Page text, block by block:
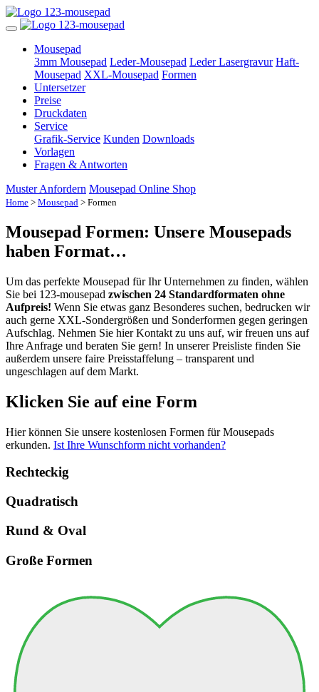
Mousepad
3mm Mousepad Leder-Mousepad Leder Lasergravur Haft-
Mousepad XXL-Mousepad Formen
Untersetzer
Preise
Druckdaten
Service
Grafik-Service Kunden Downloads
Vorlagen
Fragen & Antworten
Muster Anfordern Mousepad Online Shop
Home > Mousepad > Formen
Mousepad Formen: Unsere Mousepads
haben Format…
Um das perfekte Mousepad für Ihr Unternehmen zu finden, wählen
Sie bei 123-mousepad zwischen 24 Standardformaten ohne
Aufpreis! Wenn Sie etwas ganz Besonderes suchen, bedrucken wir
auch gerne XXL-Sondergrößen und Sonderformen gegen geringen
Aufschlag. Nehmen Sie hier Kontakt zu uns auf, wir freuen uns auf
Ihre Anfrage und beraten Sie gern! In unserer Preisliste finden Sie
außerdem unsere faire Preisstaffelung – transparent und
ungeschlagen auf dem Markt.
Klicken Sie auf eine Form
Hier können Sie unsere kostenlosen Formen für Mousepads
erkunden. Ist Ihre Wunschform nicht vorhanden?
Rechteckig
Quadratisch
Rund & Oval
Große Formen